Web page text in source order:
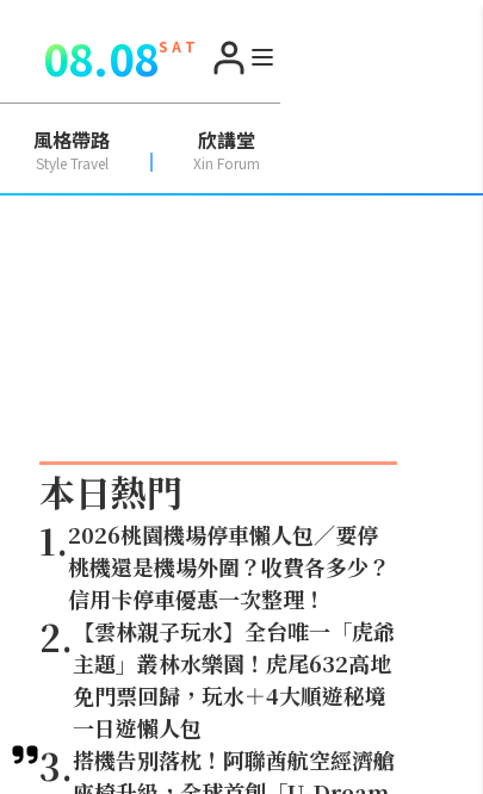
08.08S A T
風格帶路
Style Travel
欣講堂
Xin Forum
本日熱門
1.2026桃園機場停車懶人包／要停
桃機還是機場外圍？收費各多少？
信用卡停車優惠一次整理！
2. 【雲林親子玩水】全台唯一「虎爺
主題」叢林水樂園！虎尾632高地
免門票回歸，玩水＋4大順遊秘境
一日遊懶人包
3.搭機告別落枕！阿聯酋航空經濟艙